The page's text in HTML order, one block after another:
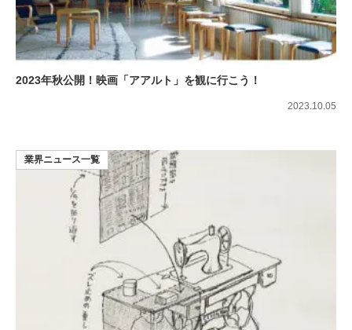
2023年秋公開！映画「アアルト」を観に行こう！
2023.10.05
業界ニュース一覧